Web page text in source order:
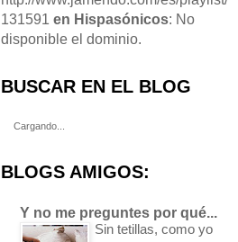
131591 en Hispasónicos: No
disponible el dominio.
BUSCAR EN EL BLOG
Cargando...
BLOGS AMIGOS:
Y no me preguntes por qué...
Sin tetillas, como yo